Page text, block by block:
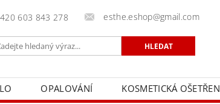
603 843 278 esthe.eshop@gmail.com
OPALOVÁNÍ KOSMETICKÁ